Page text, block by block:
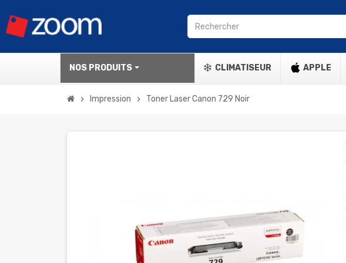
NOS PRODUITS CLIMATISEUR APPLE
chevron_right Impression chevron_right Toner Laser Canon 729 Noir